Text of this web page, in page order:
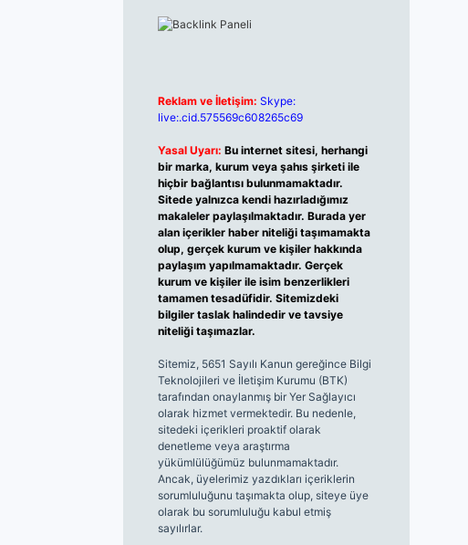
Reklam ve İletişim: Skype:
live:.cid.575569c608265c69
Yasal Uyarı: Bu internet sitesi, herhangi
bir marka, kurum veya şahıs şirketi ile
hiçbir bağlantısı bulunmamaktadır.
Sitede yalnızca kendi hazırladığımız
makaleler paylaşılmaktadır. Burada yer
alan içerikler haber niteliği taşımamakta
olup, gerçek kurum ve kişiler hakkında
paylaşım yapılmamaktadır. Gerçek
kurum ve kişiler ile isim benzerlikleri
tamamen tesadüfidir. Sitemizdeki
bilgiler taslak halindedir ve tavsiye
niteliği taşımazlar.
Sitemiz, 5651 Sayılı Kanun gereğince Bilgi
Teknolojileri ve İletişim Kurumu (BTK)
tarafından onaylanmış bir Yer Sağlayıcı
olarak hizmet vermektedir. Bu nedenle,
sitedeki içerikleri proaktif olarak
denetleme veya araştırma
yükümlülüğümüz bulunmamaktadır.
Ancak, üyelerimiz yazdıkları içeriklerin
sorumluluğunu taşımakta olup, siteye üye
olarak bu sorumluluğu kabul etmiş
sayılırlar.